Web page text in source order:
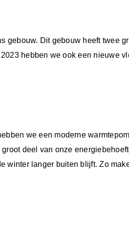
gebouw. Dit gebouw heeft twee
hebben we ook een nieuwe
we een moderne
deel van onze
winter langer buiten blijft. Zo